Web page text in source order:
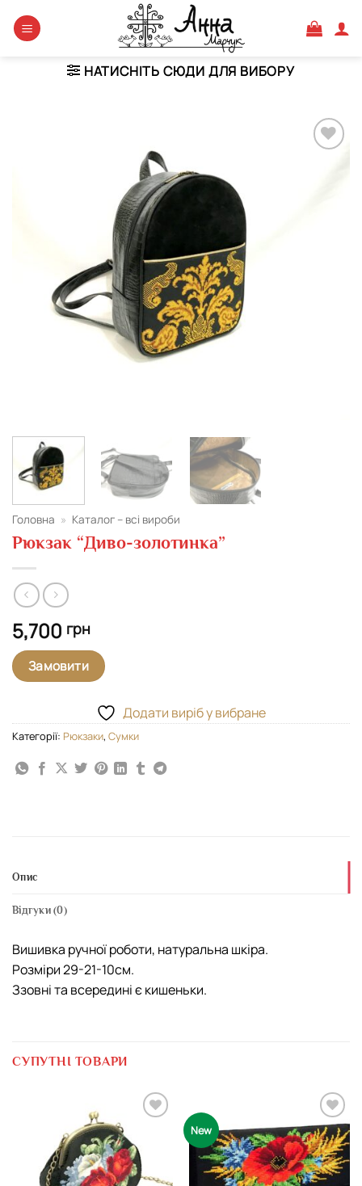
НАТИСНІТЬ СЮДИ ДЛЯ ВИБОРУ
Головна » Каталог – всі вироби
Рюкзак “Диво-золотинка”
5,700 грн
Замовити
Додати виріб у вибране
Категорії: Рюкзаки, Сумки
Опис
Відгуки (0)
Вишивка ручної роботи, натуральна шкіра.
Розміри 29-21-10см.
Ззовні та всередині є кишеньки.
СУПУТНІ ТОВАРИ
виріб у
вибране
New
Додати
виріб у
вибране